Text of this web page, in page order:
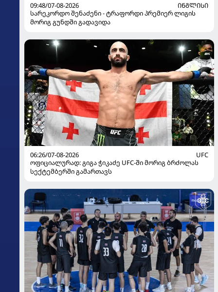
09:48/07-08-2026
ᲘᲜᲒᲚᲘᲡᲘ
სარეკორდო შენაძენი - ტრაფორდი პრემიერ ლიგის
მორიგ გუნდში გადავიდა
06:26/07-08-2026
UFC
ოფიციალურად: გიგა ჭიკაძე UFC-ში მორიგ ბრძოლას
სექტემბერში გამართავს